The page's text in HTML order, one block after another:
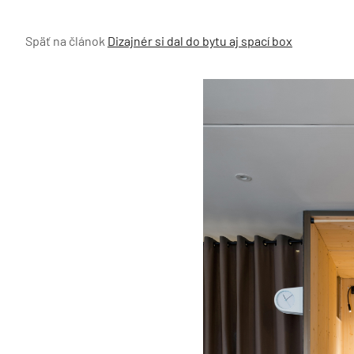
Späť na článok Dizajnér si dal do bytu aj spací box